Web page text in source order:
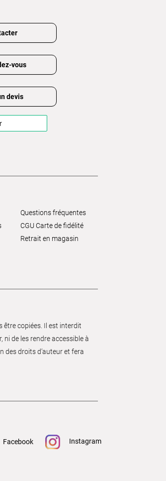
vous
devis
Questions fréquentes
CGU Carte de fidélité
Retrait en magasin
être copiées. Il est interdit
ni de les rendre accessible à
des droits d’auteur et fera
Facebook Instagram